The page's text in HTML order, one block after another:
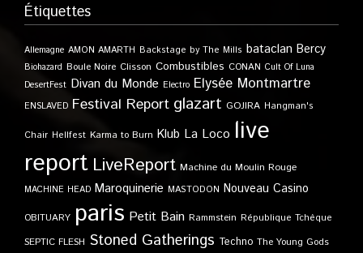
Étiquettes
Allemagne AMON AMARTH Backstage by The Mills bataclan Bercy
Biohazard Boule Noire Clisson Combustibles CONAN Cult Of Luna
DesertFest Divan du Monde Electro Elysée Montmartre
ENSLAVED Festival Report glazart GOJIRA Hangman's
Chair Hellfest Karma to Burn Klub La Loco live
report LiveReport Machine du Moulin Rouge
MACHINE HEAD Maroquinerie MASTODON Nouveau Casino
OBITUARY paris Petit Bain Rammstein République Tchèque
SEPTIC FLESH Stoned Gatherings Techno The Young Gods